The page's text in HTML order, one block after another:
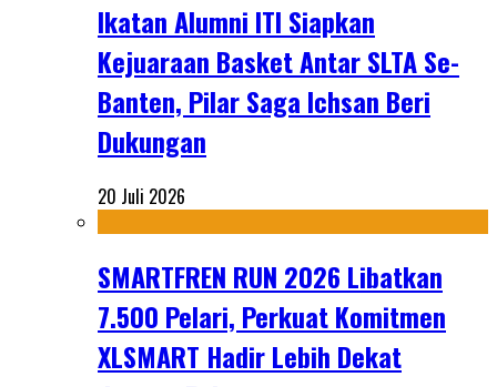
Ikatan Alumni ITI Siapkan
Kejuaraan Basket Antar SLTA Se-
Banten, Pilar Saga Ichsan Beri
Dukungan
20 Juli 2026
SMARTFREN RUN 2026 Libatkan
7.500 Pelari, Perkuat Komitmen
XLSMART Hadir Lebih Dekat